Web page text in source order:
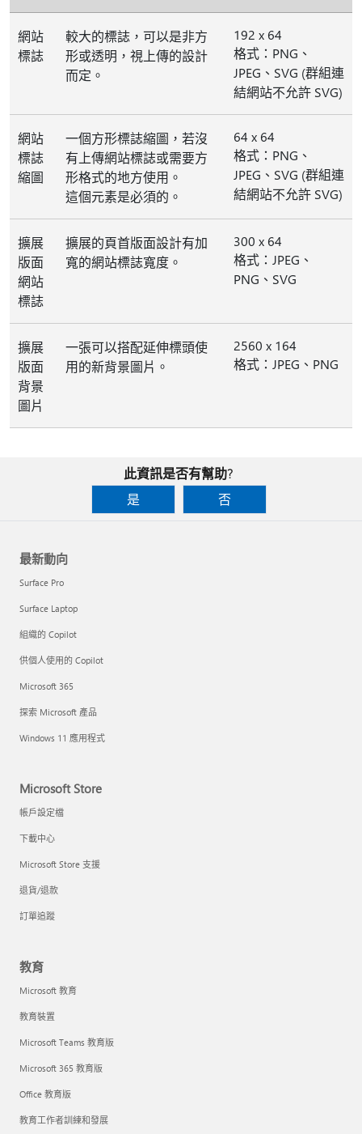
網站
標誌
較大的標誌，可以是非方
形或透明，視上傳的設計
而定。
192 x 64
格式：PNG、
JPEG、SVG (群組連
結網站不允許 SVG)
網站
標誌
縮圖
一個方形標誌縮圖，若沒
有上傳網站標誌或需要方
形格式的地方使用。
這個元素是必須的。
64 x 64
格式：PNG、
JPEG、SVG (群組連
結網站不允許 SVG)
擴展
版面
網站
標誌
擴展的頁首版面設計有加
寬的網站標誌寬度。
300 x 64
格式：JPEG、
PNG、SVG
擴展
版面
背景
圖片
一張可以搭配延伸標頭使
用的新背景圖片。
2560 x 164
格式：JPEG、PNG
此資訊是否有幫助?
是
否
最新動向
Surface Pro
Surface Laptop
組織的 Copilot
供個人使用的 Copilot
Microsoft 365
探索 Microsoft 產品
Windows 11 應用程式
Microsoft Store
帳戶設定檔
下載中心
Microsoft Store 支援
退貨/退款
訂單追蹤
教育
Microsoft 教育
教育裝置
Microsoft Teams 教育版
Microsoft 365 教育版
Office 教育版
教育工作者訓練和發展